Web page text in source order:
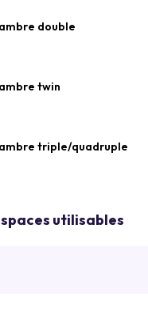
double
twin
triple/quadruple
utilisables